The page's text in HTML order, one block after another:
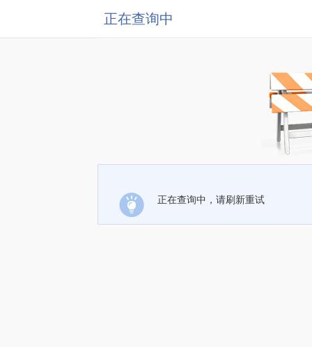
正在查询中
正在查询中，请刷新重试